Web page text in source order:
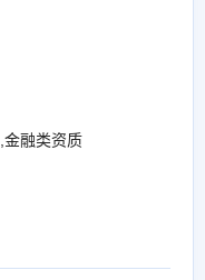
金融类资质